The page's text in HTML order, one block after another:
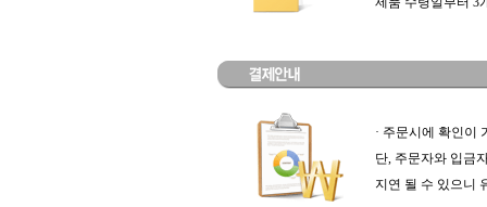
· 주문시에 확인이
단, 주문자와 입금
지연 될 수 있으니